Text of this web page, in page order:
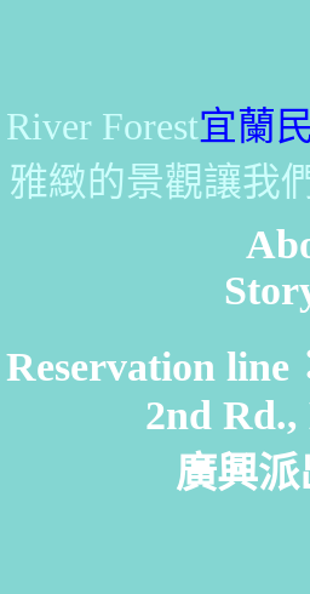
River Forest宜蘭
雅緻的景觀讓我
Reservation
2nd Rd.,
廣興